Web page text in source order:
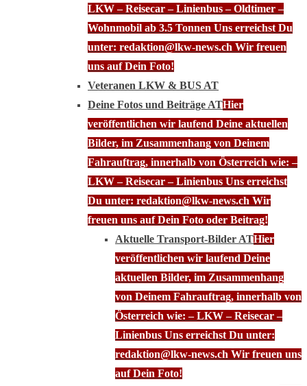
LKW – Reisecar – Linienbus – Oldtimer –
Wohnmobil ab 3.5 Tonnen Uns erreichst Du
unter: redaktion@lkw-news.ch Wir freuen
uns auf Dein Foto!
Veteranen LKW & BUS AT
Deine Fotos und Beiträge ATHier
veröffentlichen wir laufend Deine aktuellen
Bilder, im Zusammenhang von Deinem
Fahrauftrag, innerhalb von Österreich wie: –
LKW – Reisecar – Linienbus Uns erreichst
Du unter: redaktion@lkw-news.ch Wir
freuen uns auf Dein Foto oder Beitrag!
Aktuelle Transport-Bilder ATHier
veröffentlichen wir laufend Deine
aktuellen Bilder, im Zusammenhang
von Deinem Fahrauftrag, innerhalb von
Österreich wie: – LKW – Reisecar –
Linienbus Uns erreichst Du unter:
redaktion@lkw-news.ch Wir freuen uns
auf Dein Foto!